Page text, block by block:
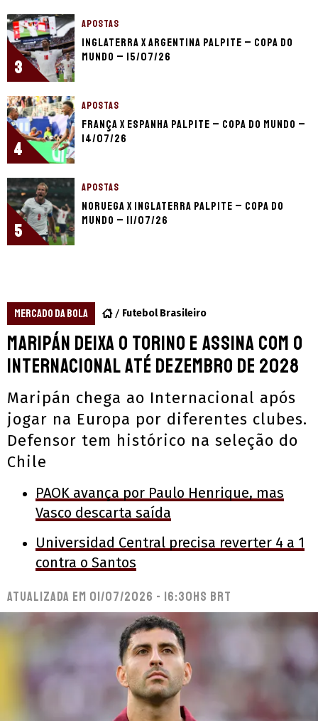
3
APOSTAS
Inglaterra x Argentina palpite – Copa do
Mundo – 15/07/26
4
APOSTAS
França x Espanha palpite – Copa do Mundo –
14/07/26
5
APOSTAS
Noruega x Inglaterra palpite – Copa do
Mundo – 11/07/26
MERCADO DA BOLA Futebol Brasileiro
Maripán deixa o Torino e assina com o
Internacional até dezembro de 2028
Maripán chega ao Internacional após
jogar na Europa por diferentes clubes.
Defensor tem histórico na seleção do
Chile
PAOK avança por Paulo Henrique, mas
Vasco descarta saída
Universidad Central precisa reverter 4 a 1
contra o Santos
Atualizada em 01/07/2026 - 16:30hs BRT